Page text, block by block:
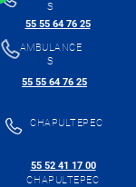
S
55 55 64 76 25
AMBULANCE
S
55 55 64 76 25
CHAPULTEPEC
55 52 41 17 00
CHAPULTEPEC